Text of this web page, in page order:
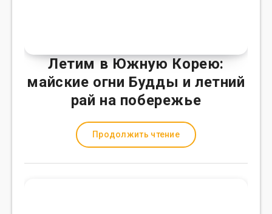
Летим в Южную Корею:
майские огни Будды и летний
рай на побережье
Продолжить чтение